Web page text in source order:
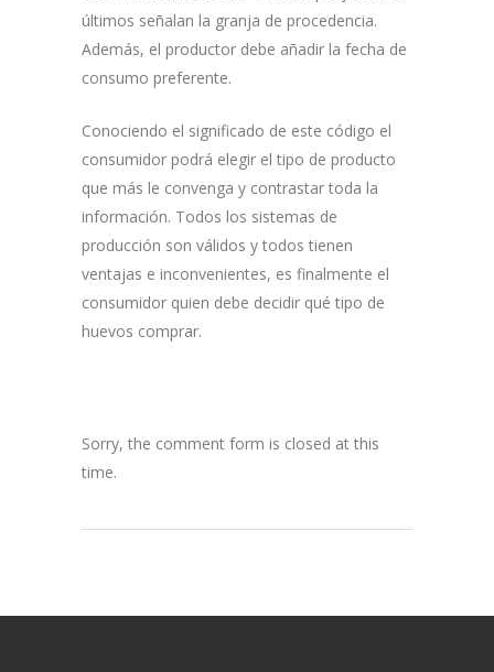
últimos señalan la granja de procedencia.
Además, el productor debe añadir la fecha de
consumo preferente.
Conociendo el significado de este código el
consumidor podrá elegir el tipo de producto
que más le convenga y contrastar toda la
información. Todos los sistemas de
producción son válidos y todos tienen
ventajas e inconvenientes, es finalmente el
consumidor quien debe decidir qué tipo de
huevos comprar.
Sorry, the comment form is closed at this
time.